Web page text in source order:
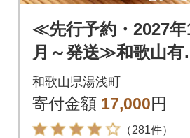
≪先行予約・2027年
月～発送≫和歌山有
の濃厚デコポン 15～
4玉(約5kg)
和歌山県湯浅町
寄付金額 17,000円
（281件）